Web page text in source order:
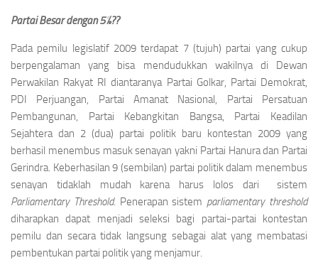
Partai Besar dengan 5%??
Pada pemilu legislatif 2009 terdapat 7 (tujuh) partai yang cukup
berpengalaman yang bisa mendudukkan wakilnya di Dewan
Perwakilan Rakyat RI diantaranya Partai Golkar, Partai Demokrat,
PDI Perjuangan, Partai Amanat Nasional, Partai Persatuan
Pembangunan, Partai Kebangkitan Bangsa, Partai Keadilan
Sejahtera dan 2 (dua) partai politik baru kontestan 2009 yang
berhasil menembus masuk senayan yakni Partai Hanura dan Partai
Gerindra. Keberhasilan 9 (sembilan) partai politik dalam menembus
senayan tidaklah mudah karena harus lolos dari sistem
Parliamentary Threshold. Penerapan sistem parliamentary threshold
diharapkan dapat menjadi seleksi bagi partai-partai kontestan
pemilu dan secara tidak langsung sebagai alat yang membatasi
pembentukan partai politik yang menjamur.